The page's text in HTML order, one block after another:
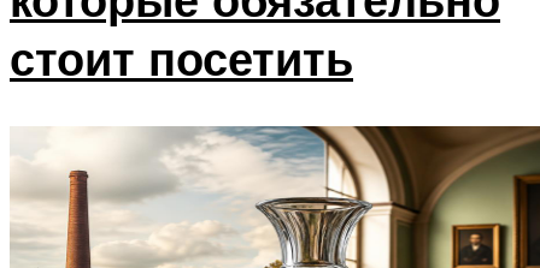
стоит посетить